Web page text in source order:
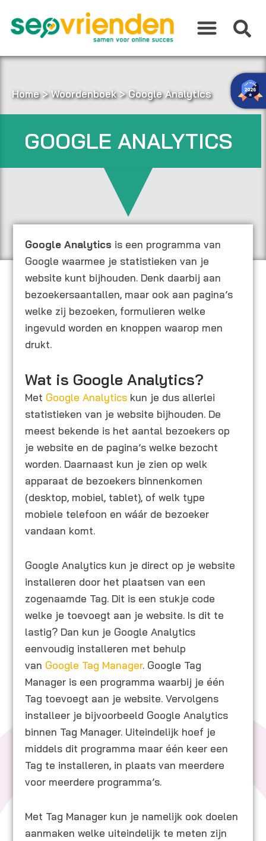
naar
inhoud
Home>Woordenboek>Google Analytics
GOOGLE ANALYTICS
Google Analytics is een programma van
Google waarmee je statistieken van je
website kunt bijhouden. Denk daarbij aan
bezoekersaantallen, maar ook aan pagina’s
welke zij bezoeken, formulieren welke
ingevuld worden en knoppen waarop men
drukt.
Wat is Google Analytics?
Met Google Analytics kun je dus allerlei
statistieken van je website bijhouden. De
meest bekende is het aantal bezoekers op
je website en de pagina’s welke bezocht
worden. Daarnaast kun je zien op welk
apparaat de bezoekers binnenkomen
(desktop, mobiel, tablet), of welk type
mobiele telefoon en wáár de bezoeker
vandaan komt.
Google Analytics kun je direct op je website
installeren door het plaatsen van een
zogenaamde Tag. Dit is een stukje code
welke je toevoegt aan je website. Is dit te
lastig? Dan kun je Google Analytics
eenvoudig installeren met behulp
van Google Tag Manager. Google Tag
Manager is een programma waarbij je één
Tag toevoegt aan je website. Vervolgens
installeer je bijvoorbeeld Google Analytics
binnen Tag Manager. Uiteindelijk hoef je
middels dit programma maar één keer een
Tag te installeren, in plaats van meerdere
voor meerdere programma’s.
Met Tag Manager kun je namelijk ook doelen
aanmaken welke uiteindelijk te meten zijn